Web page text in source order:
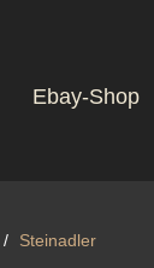
Ebay-Shop
Steinadler